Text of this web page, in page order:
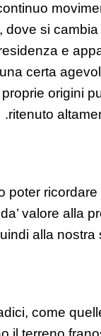
dove si
e
certa
origini
ritenuto
poter
valore alla
alla nostra
come